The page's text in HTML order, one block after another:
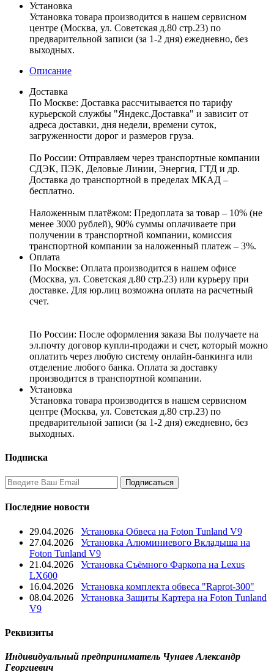
Установка
Установка товара производится в нашем сервисном
центре (Москва, ул. Советская д.80 стр.23) по
предварительной записи (за 1-2 дня) ежедневно, без
выходных.
Описание
Доставка
По Москве: Доставка рассчитывается по тарифу
курьерской службы "Яндекс.Доставка" и зависит от
адреса доставки, дня недели, времени суток,
загруженности дорог и размеров груза.
По России: Отправляем через транспортные компании
СДЭК, ПЭК, Деловые Линии, Энергия, ГТД и др.
Доставка до транспортной в пределах МКАД –
бесплатно.
Наложенным платёжом: Предоплата за товар – 10% (не
менее 3000 рублей), 90% суммы оплачиваете при
получении в транспортной компании, комиссия
транспортной компании за наложенный платеж – 3%.
Оплата
По Москве: Оплата производится в нашем офисе
(Москва, ул. Советская д.80 стр.23) или курьеру при
доставке. Для юр.лиц возможна оплата на расчетный
счет.
По России: После оформления заказа Вы получаете на
эл.почту договор купли-продажи и счет, который можно
оплатить через любую систему онлайн-банкинга или
отделение любого банка. Оплата за доставку
производится в транспортной компании.
Установка
Установка товара производится в нашем сервисном
центре (Москва, ул. Советская д.80 стр.23) по
предварительной записи (за 1-2 дня) ежедневно, без
выходных.
Подписка
Последние новости
29.04.2026
Установка Обвеса на Foton Tunland V9
27.04.2026
Установка Алюминиевого Вкладыша на
Foton Tunland V9
21.04.2026
Установка Съёмного Фаркопа на Lexus
LX600
16.04.2026
Установка комплекта обвеса "Raprot-300"
08.04.2026
Установка Защиты Картера на Foton Tunland
V9
Реквизиты
Индивидуальный предприниматель Чунаев Александр
Георгиевич